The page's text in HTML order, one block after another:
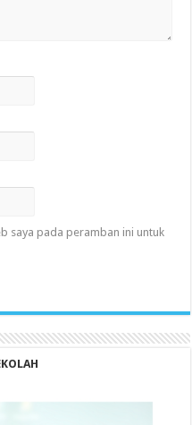
saya pada peramban ini untuk